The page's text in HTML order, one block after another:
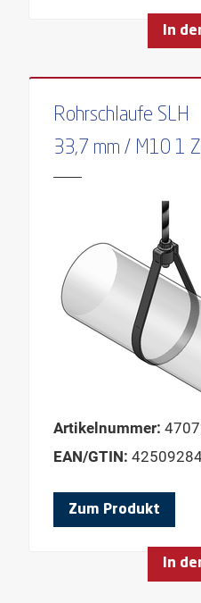
In
Rohrschlaufe SLH
33,7 mm / M10 1
Artikelnummer:
EAN/GTIN:
Zum Produkt
In